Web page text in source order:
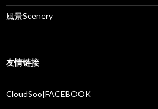
風景Scenery
友情链接
CloudSoo|FACEBOOK